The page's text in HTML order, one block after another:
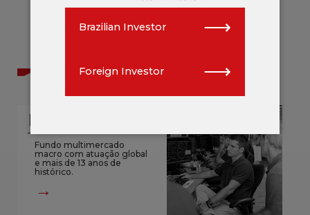
Brazilian Investor ⟶
Foreign Investor ⟶
Fundos em destaque
Maraú
Fundo multimercado
macro com atuação global
e mais de 13 anos de
histórico.
→